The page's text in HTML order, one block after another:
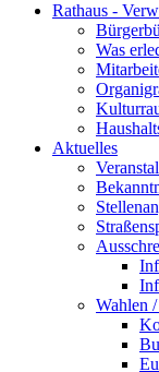
Rathaus -
Was
Aktuelles
Wahlen